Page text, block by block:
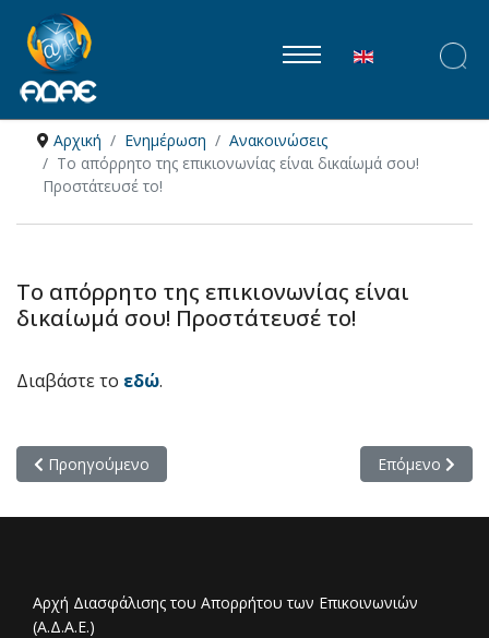
Επιλέξτε τη
Αρχική Ενημέρωση
Ανακοινώσεις
Tο απόρρητο της επικιονωνίας είναι δικαίωμά σου!
Προστάτευσέ το!
Tο απόρρητο της επικιονωνίας είναι
δικαίωμά σου! Προστάτευσέ το!
Διαβάστε το εδώ.
Προηγούμενο άρθρο: Απόφαση του Δικαστηρίου της
Προηγούμενο Επόμενο
Επόμενο
Αρχή Διασφάλισης του Απορρήτου των Επικοινωνιών
(Α.Δ.Α.Ε.)